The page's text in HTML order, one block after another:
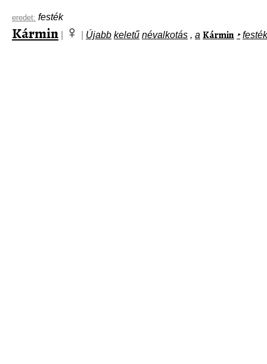
eredet: festék
Kármin ♀ Újabb keletű névalkotás , a Kármin ‣ festék